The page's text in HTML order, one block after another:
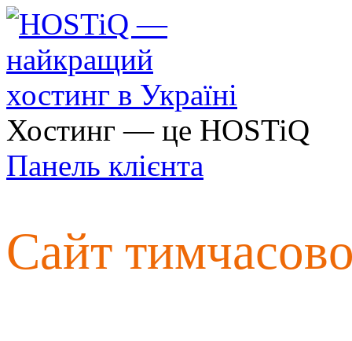
Хостинг — це HOSTiQ
Панель клієнта
Сайт